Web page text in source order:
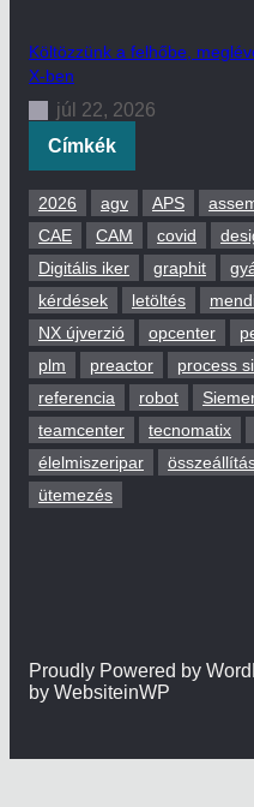
Költözzünk a felhőbe,
X-ben
júl 22, 2026
Címkék
2026 agv APS
CAE
CAM covid
Digitális iker
graphit
kérdések
letöltés
NX újverzió
opcenter
plm
preactor process
referencia
robot
teamcenter
tecnomatix
élelmiszeripar
ütemezés
Proudly Powered by
by WebsiteinWP